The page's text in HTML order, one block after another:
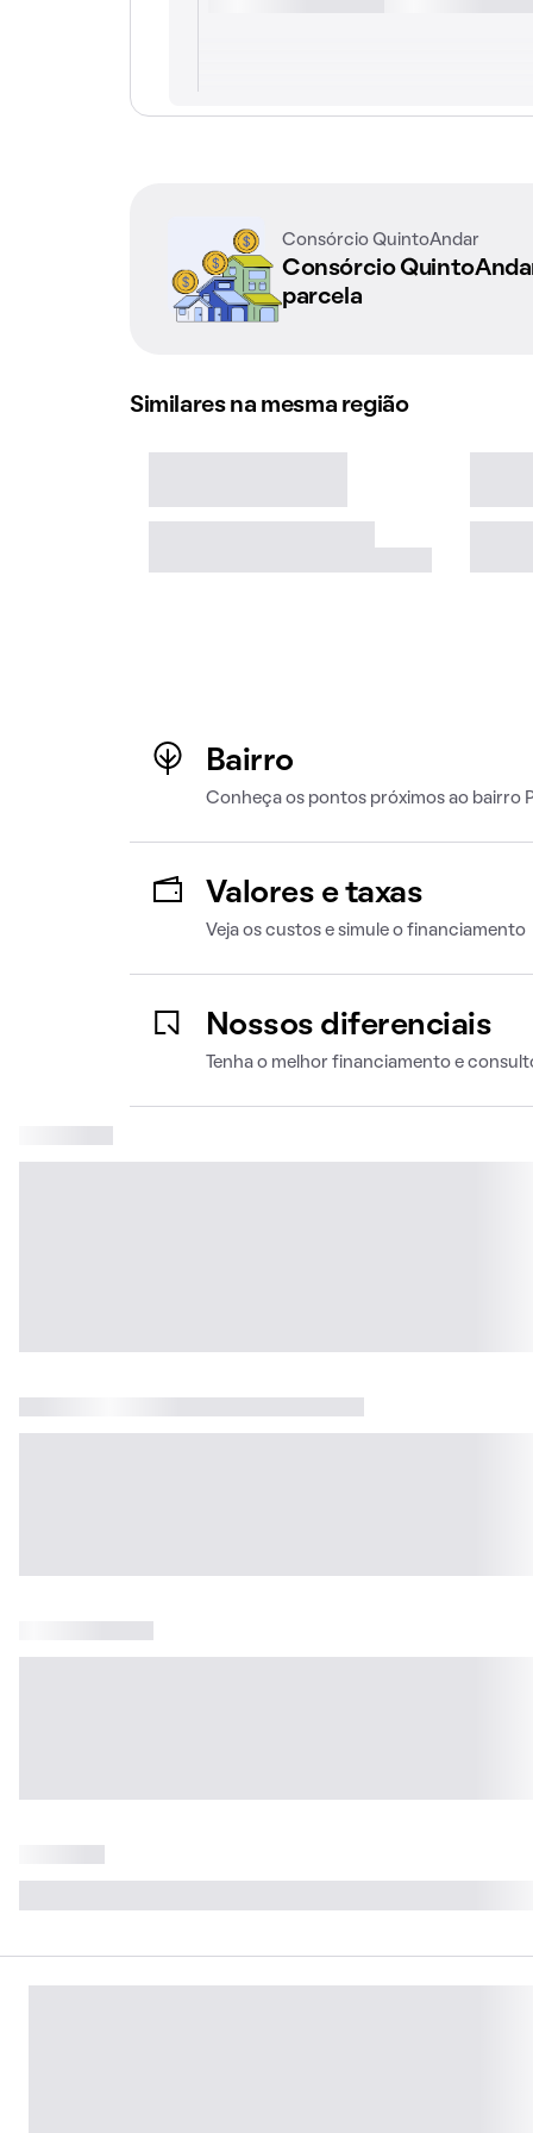
Consórcio QuintoAndar
Consórcio
parcela
Similares na mesma região
Bairro
Conheça os pontos próximos ao bairro
Valores e taxas
Veja os custos e simule o financiamento
Nossos diferenciais
Tenha o melhor financiamento e